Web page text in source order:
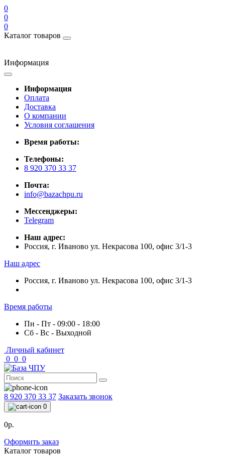
0
0
0
Каталог товаров
Информация
Информация
Оплата
Доставка
О компании
Условия соглашения
Время работы:
Телефоны:
8 920 370 33 37
Почта:
info@bazachpu.ru
Мессенджеры:
Telegram
Наш адрес:
Россия, г. Иваново ул. Некрасова 100, офис 3/1-3
Наш адрес
Россия, г. Иваново ул. Некрасова 100, офис 3/1-3
Время работы
Пн - Пт - 09:00 - 18:00
Сб - Вс - Выходной
Личный кабинет
0 0 0
8 920 370 33 37 Заказать звонок
0
0р.
Оформить заказ
Каталог товаров